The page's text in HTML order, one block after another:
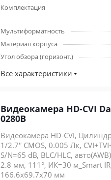
Комплектация
Мультиформатность
Материал корпуса
Угол обзора (горизонт.)
Все характеристики
Видеокамера HD-CVI
0280B
Видеокамера HD-CVI,
1/2.7'' CMOS, 0.005 Лк,
S/N=65 dB, BLC/HLC,
2.8 мм, 111°, ИК=30 м_Smart
166.6x69.7x70 мм